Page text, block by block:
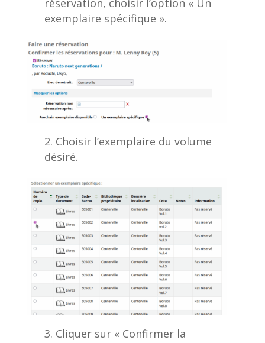
exemplaire spécifique ».
Choisir l’exemplaire du volume
désiré.
Cliquer sur « Confirmer la